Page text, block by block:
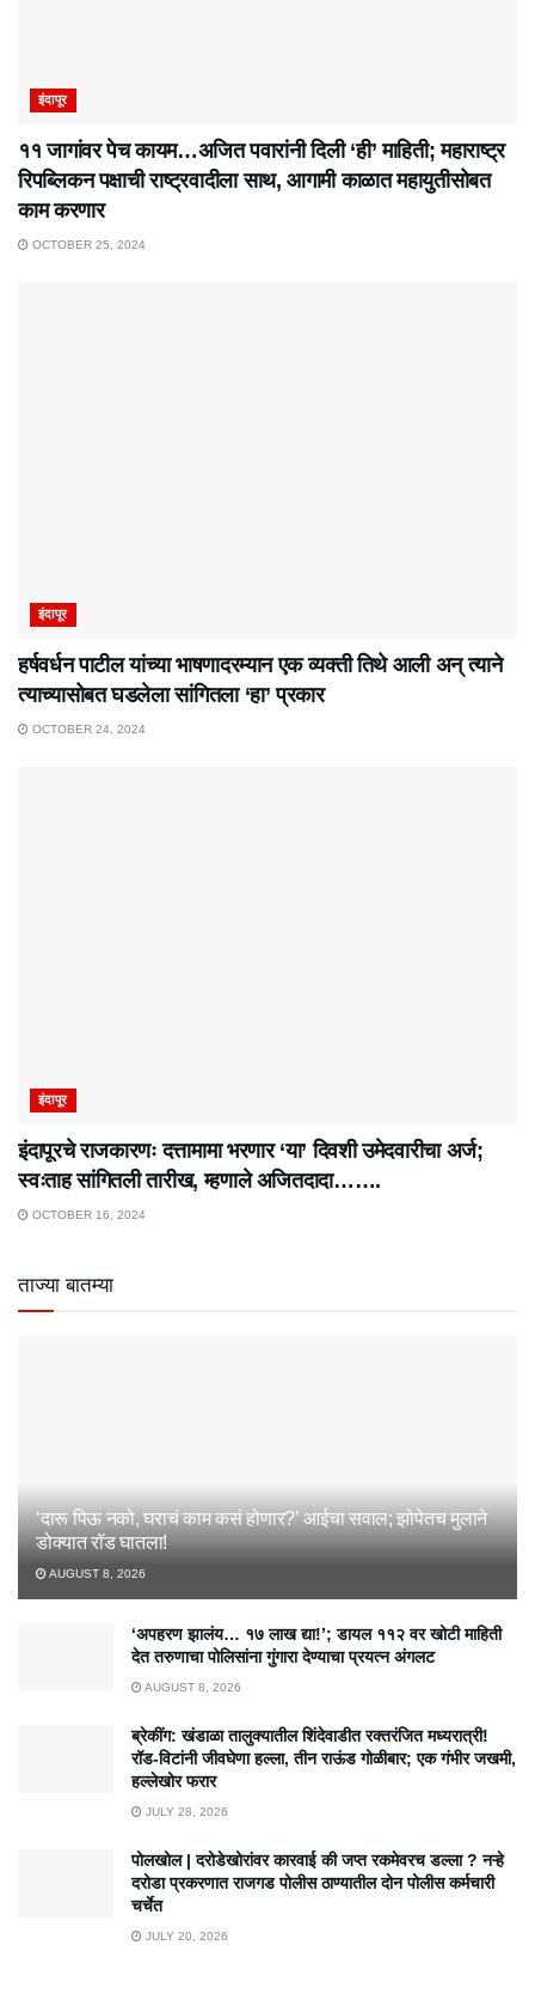
इंदापूर
११ जागांवर पेच कायम…अजित पवारांनी दिली ‘ही’ माहिती; महाराष्ट्र
रिपब्लिकन पक्षाची राष्ट्रवादीला साथ, आगामी काळात महायुतीसोबत
काम करणार
OCTOBER 25, 2024
इंदापूर
हर्षवर्धन पाटील यांच्या भाषणादरम्यान एक व्यक्ती तिथे आली अन् त्याने
त्याच्यासोबत घडलेला सांगितला ‘हा’ प्रकार
OCTOBER 24, 2024
इंदापूर
इंदापूरचे राजकारणः दत्तामामा भरणार ‘या’ दिवशी उमेदवारीचा अर्ज;
स्वःताह सांगितली तारीख, म्हणाले अजितदादा…….
OCTOBER 16, 2024
ताज्या बातम्या
‘दारू पिऊ नको, घराचं काम कसं होणार?’ आईचा सवाल; झोपेतच मुलाने
डोक्यात रॉड घातला!
AUGUST 8, 2026
‘अपहरण झालंय… १७ लाख द्या!’; डायल ११२ वर खोटी माहिती
देत तरुणाचा पोलिसांना गुंगारा देण्याचा प्रयत्न अंगलट
AUGUST 8, 2026
ब्रेकींग: खंडाळा तालुक्यातील शिंदेवाडीत रक्तरंजित मध्यरात्री!
रॉड-विटांनी जीवघेणा हल्ला, तीन राऊंड गोळीबार; एक गंभीर जखमी,
हल्लेखोर फरार
JULY 28, 2026
पोलखोल | दरोडेखोरांवर कारवाई की जप्त रकमेवरच डल्ला ? नऱ्हे
दरोडा प्रकरणात राजगड पोलीस ठाण्यातील दोन पोलीस कर्मचारी
चर्चेत
JULY 20, 2026